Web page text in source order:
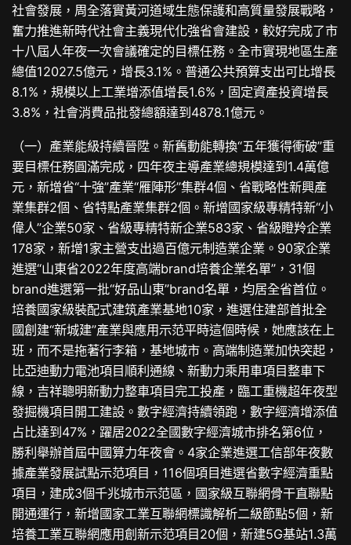
社會發展，周全落實黃河道域生態保護和高質量發展戰略，
奮力推進新時代社會主義現代化強省會建設，較好完成了市
十八屆人年夜一次會議確定的目標任務。全市實現地區生產
總值12027.5億元，增長3.1%。普通公共預算支出可比增長
8.1%，規模以上工業增添值增長1.6%，固定資產投資增長
3.8%，社會消費品批發總額達到4878.1億元。
（一）產業能級持續晉陞。新舊動能轉換“五年獲得衝破”重
要目標任務圓滿完成，四年夜主導產業總規模達到1.4萬億
元，新增省“十強”產業“雁陣形”集群4個、省戰略性新興產
業集群2個、省特點產業集群2個。新增國家級專精特新“小
偉人”企業50家、省級專精特新企業583家、省級瞪羚企業
178家，新增1家主營支出過百億元制造業企業。90家企業
進選“山東省2022年度高端brand培養企業名單”，31個
brand進選第一批“好品山東”brand名單，均居全省首位。
培養國家級裝配式建筑產業基地10家，進選住建部首批全
國創建“新城建”產業與應用示范平時這個時候，她應該在上
班，而不是拖著行李箱，基地城市。高端制造業加快突起，
比亞迪動力電池項目順利通線、新動力乘用車項目整車下
線，吉祥聰明新動力整車項目完工投產，臨工重機超年夜型
發掘機項目開工建設。數字經濟持續領跑，數字經濟增添值
占比達到47%，躍居2022全國數字經濟城市排名第6位，
勝利舉辦首屆中國算力年夜會。4家企業進選工信部年夜數
據產業發展試點示范項目，116個項目進選省數字經濟重點
項目，建成3個千兆城市示范區，國家級互聯網骨干直聯點
開通運行，新增國家工業互聯網標識解析二級節點5個，新
培養工業互聯網應用創新示范項目20個，新建5G基站1.3萬